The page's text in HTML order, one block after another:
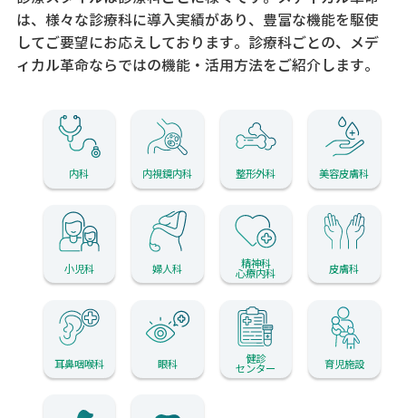
は、様々な診療科に導入実績があり、 豊富な機能を駆使
してご要望にお応えしております。 診療科ごとの、メデ
ィカル革命ならではの機能・活用方法をご紹介します。
内科 内視鏡内科 整形外科 美容皮膚科
小児科 婦人科 精神科
心療内科 皮膚科
耳鼻咽喉科 眼科 健診
センター 育児施設